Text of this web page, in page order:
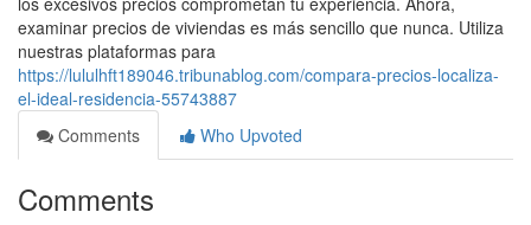
examinar precios de viviendas es más sencillo que nunca. Utiliza
nuestras plataformas para
https://lululhft189046.tribunablog.com/compara-precios-localiza-
el-ideal-residencia-55743887
Comments
Who Upvoted
Comments